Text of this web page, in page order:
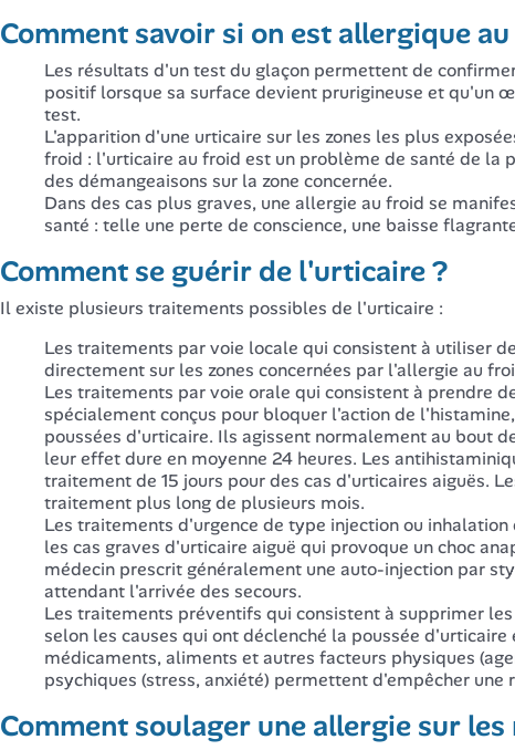
Comment savoir si on est allergique
Les résultats d'un test du glaçon permettent de
positif lorsque sa surface devient prurigineuse et qu'un
test.
L'apparition d'une urticaire sur les zones les plus
froid : l'urticaire au froid est un problème de santé de la
des démangeaisons sur la zone concernée.
Dans des cas plus graves, une allergie au froid se
santé : telle une perte de conscience, une baisse
Comment se guérir de l'urticaire ?
Il existe plusieurs traitements possibles de l'urticaire :
Les traitements par voie locale qui consistent à utiliser
directement sur les zones concernées par l'allergie au
Les traitements par voie orale qui consistent à prendre
spécialement conçus pour bloquer l'action de
poussées d'urticaire. Ils agissent normalement au bout
leur effet dure en moyenne 24 heures. Les
traitement de 15 jours pour des cas d'urticaires aiguës.
traitement plus long de plusieurs mois.
Les traitements d'urgence de type injection ou
les cas graves d'urticaire aiguë qui provoque un choc
médecin prescrit généralement une auto-injection par
attendant l'arrivée des secours.
Les traitements préventifs qui consistent à supprimer
selon les causes qui ont déclenché la poussée
médicaments, aliments et autres facteurs physiques
psychiques (stress, anxiété) permettent d'empêcher une
Comment soulager une allergie sur les